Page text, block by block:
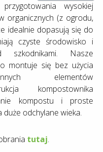
wysokiej
organicznych (z ogrodu,
idealnie dopasują się do
czyste środowisko i
szkodnikami. Nasze
montuje się bez użycia
elementów
kompostownika
kompostu i proste
duże odchylane wieka.
tutaj.